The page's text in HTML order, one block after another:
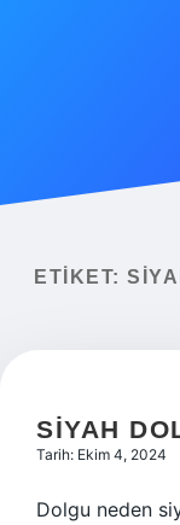
Yasal Uyarı
ETIKET:
SIYAH
Tarih: Ekim 4, 2024
Dolgu neden